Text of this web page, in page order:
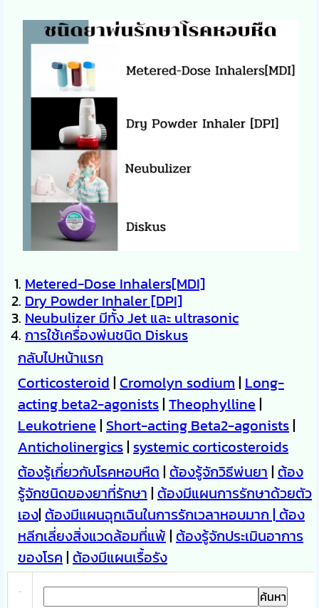
Metered-Dose Inhalers[MDI]
Dry Powder Inhaler [DPI]
Neubulizer มีทั้ง Jet และ ultrasonic
การใช้เครื่องพ่นชนิด Diskus
กลับไปหน้าแรก
Corticosteroid| Cromolyn sodium| Long-
acting beta2-agonists| Theophylline|
Leukotriene| Short-acting Beta2-agonists|
Anticholinergics| systemic corticosteroids
ต้องรู้เกี่ยวกับโรคหอบหืด| ต้องรู้จักวิธีพ่นยา| ต้อง
รู้จักชนิดของยาที่รักษา| ต้องมีแผนการรักษาด้วยตัว
เอง| ต้องมีแผนฉุกเฉินในการรักเวลาหอบมาก |ต้อง
หลีกเลี่ยงสิ่งแวดล้อมที่แพ้| ต้องรู้จักประเมินอาการ
ของโรค| ต้องมีแผนเรื้อรัง